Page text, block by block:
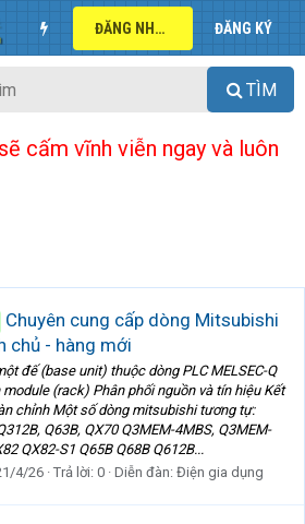
ĐĂNG NHẬP ĐĂNG KÝ
TÌM
cấm vĩnh viễn ngay và luôn
Chuyên cung cấp dòng Mitsubishi
chủ - hàng mới
đế (base unit) thuộc dòng PLC MELSEC-Q
(rack) Phân phối nguồn và tín hiệu Kết
chỉnh Một số dòng mitsubishi tương tự:
Q63B, QX70 Q3MEM-4MBS, Q3MEM-
QX82-S1 Q65B Q68B Q612B...
4/26 Trả lời: 0 Diễn đàn: Điện gia dụng